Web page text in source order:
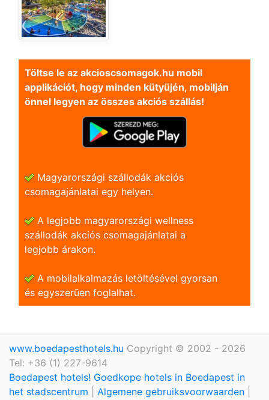
Töltse le az akcioscsomagok.hu mobil
applikációt, hogy minden kütyüjén, mobilján
önnel legyen az összes akciós szállás!
Magyarországi szállodák akciós
csomagajánlatai egy helyen.
A legjobb magyarországi wellness
szállodák akciós csomagajánlatai a
legjobb árakon.
A mobilalkalmazás letöltésével gyorsan
és egyszerũen foglalhat.
www.boedapesthotels.hu Copyright © 2002 - 2026
Tel: +36 (1) 227-9614
Boedapest hotels! Goedkope hotels in Boedapest in
het stadscentrum
Algemene gebruiksvoorwaarden